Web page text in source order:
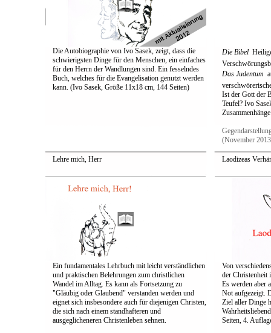
Die Autobiographie von Ivo Sasek, zeigt, dass die
schwierigsten Dinge für den Menschen, ein einfaches
für den Herrn der Wandlungen sind. Ein fesselndes
Buch, welches für die Evangelisation genutzt werden
kann. (Ivo Sasek, Größe 11x18 cm, 144 Seiten)
Die Bibel
Das Judentum
Ist der Gott der
Teufel? Ivo
(November
Lehre mich, Herr
Ein fundamentales Lehrbuch mit leicht verständlichen
und praktischen Belehrungen zum christlichen
Wandel im Alltag. Es kann als Fortsetzung zu
"Gläubig oder Glau­bend" verstanden werden und
eignet sich insbesondere auch für diejenigen Christen,
die sich nach einem standhafteren und
ausgeglicheneren Christenleben sehnen.
Laodizeas
Von
der Christenheit
Es werden aber
Not aufgezeigt.
Ziel aller Dinge
Seiten, 4.